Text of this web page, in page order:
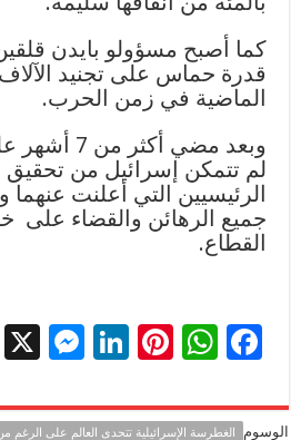
كما أصبح مسؤولو بايدن
قدرة حماس على تجنيد الآلاف
الماضية في زمن الحرب.
وبعد مضي
لم تتمكن إسرائيل من
الرئيسيين التي أعلنت عنهما
جميع الرهائن والقضاء على
القطاع.
F
e
W
at
Pi
er
Li
k
M
se
الوسوم الغطرسة الإسرائيلية تتحدى العالم على الرغم